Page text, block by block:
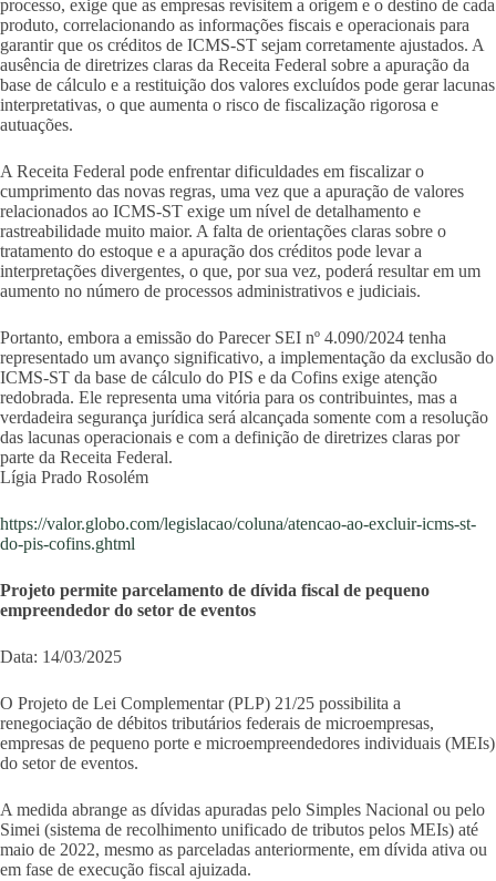
processo, exige que as empresas revisitem a origem e o destino de cada
produto, correlacionando as informações fiscais e operacionais para
garantir que os créditos de ICMS-ST sejam corretamente ajustados. A
ausência de diretrizes claras da Receita Federal sobre a apuração da
base de cálculo e a restituição dos valores excluídos pode gerar lacunas
interpretativas, o que aumenta o risco de fiscalização rigorosa e
autuações.
A Receita Federal pode enfrentar dificuldades em fiscalizar o
cumprimento das novas regras, uma vez que a apuração de valores
relacionados ao ICMS-ST exige um nível de detalhamento e
rastreabilidade muito maior. A falta de orientações claras sobre o
tratamento do estoque e a apuração dos créditos pode levar a
interpretações divergentes, o que, por sua vez, poderá resultar em um
aumento no número de processos administrativos e judiciais.
Portanto, embora a emissão do Parecer SEI nº 4.090/2024 tenha
representado um avanço significativo, a implementação da exclusão do
ICMS-ST da base de cálculo do PIS e da Cofins exige atenção
redobrada. Ele representa uma vitória para os contribuintes, mas a
verdadeira segurança jurídica será alcançada somente com a resolução
das lacunas operacionais e com a definição de diretrizes claras por
parte da Receita Federal.
Lígia Prado Rosolém
https://valor.globo.com/legislacao/coluna/atencao-ao-excluir-icms-st-
do-pis-cofins.ghtml
Projeto permite parcelamento de dívida fiscal de pequeno
empreendedor do setor de eventos
Data: 14/03/2025
O Projeto de Lei Complementar (PLP) 21/25 possibilita a
renegociação de débitos tributários federais de microempresas,
empresas de pequeno porte e microempreendedores individuais (MEIs)
do setor de eventos.
A medida abrange as dívidas apuradas pelo Simples Nacional ou pelo
Simei (sistema de recolhimento unificado de tributos pelos MEIs) até
maio de 2022, mesmo as parceladas anteriormente, em dívida ativa ou
em fase de execução fiscal ajuizada.